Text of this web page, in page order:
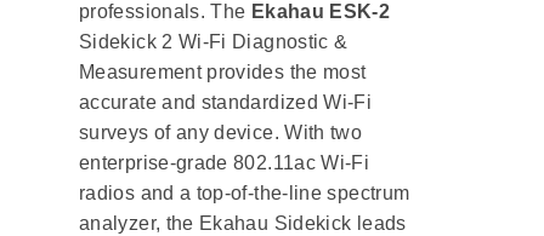
professionals. The Ekahau ESK-2
Sidekick 2 Wi-Fi Diagnostic &
Measurement provides the most
accurate and standardized Wi-Fi
surveys of any device. With two
enterprise-grade 802.11ac Wi-Fi
radios and a top-of-the-line spectrum
analyzer, the Ekahau Sidekick leads